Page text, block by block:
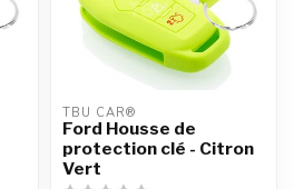
TBU CAR®
Ford Housse de
protection clé - Citron
Vert